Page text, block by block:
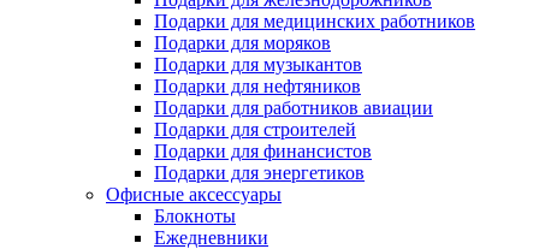
Подарки для медицинских работников
Подарки для моряков
Подарки для музыкантов
Подарки для нефтяников
Подарки для работников авиации
Подарки для строителей
Подарки для финансистов
Подарки для энергетиков
Офисные аксессуары
Блокноты
Ежедневники